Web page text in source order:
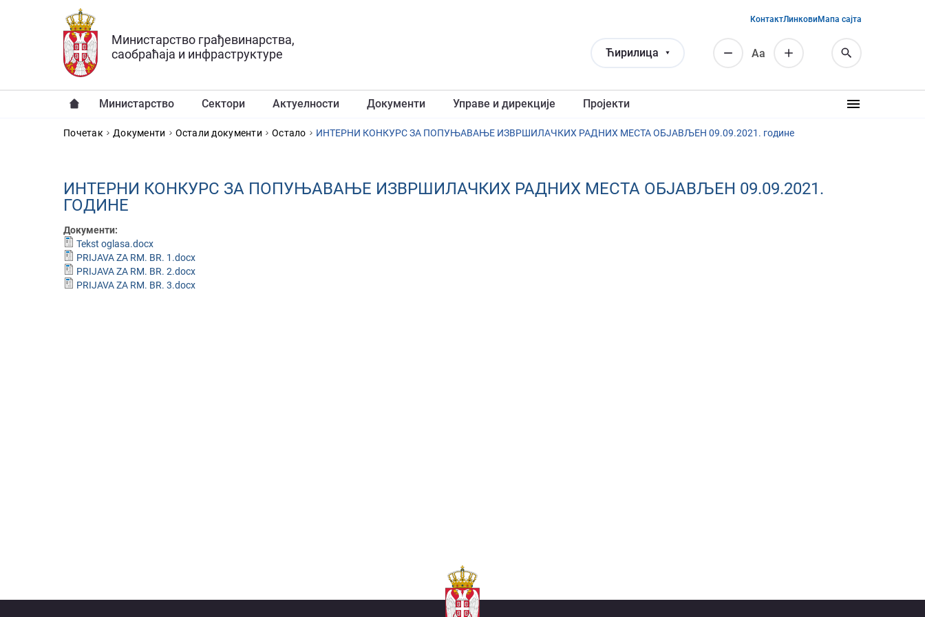
Прескочи на главни део садржаја
Министарство грађевинарства,
саобраћаја и инфраструктуре
Ћирилица Аа
КонтактЛинковиМапа сајта
Министарство Сектори Актуелности Документи Управе и дирекције Пројекти
YOU ARE HERE
Почетак Документи Остали документи Остало ИНТЕРНИ КОНКУРС ЗА ПОПУЊАВАЊЕ ИЗВРШИЛАЧКИХ РАДНИХ МЕСТА ОБЈАВЉЕН 09.09.2021. године
ИНТЕРНИ КОНКУРС ЗА ПОПУЊАВАЊЕ ИЗВРШИЛАЧКИХ РАДНИХ МЕСТА ОБЈАВЉЕН 09.09.2021.
ГОДИНЕ
Документи:
Tekst oglasa.docx
PRIJAVA ZA RM. BR. 1.docx
PRIJAVA ZA RM. BR. 2.docx
PRIJAVA ZA RM. BR. 3.docx